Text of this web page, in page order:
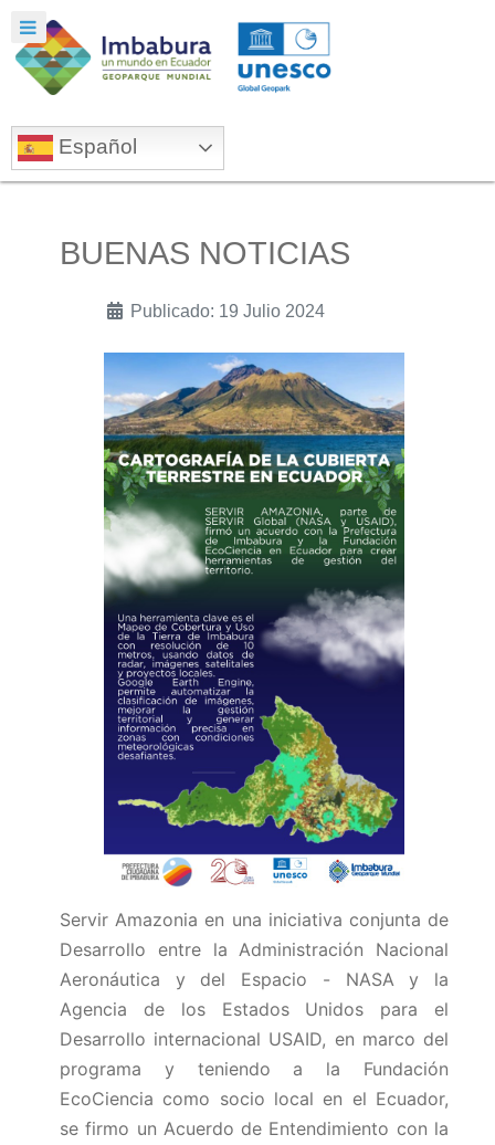
Español
BUENAS NOTICIAS
Publicado: 19 Julio 2024
Servir Amazonia en una iniciativa conjunta de
Desarrollo entre la Administración Nacional
Aeronáutica y del Espacio - NASA y la
Agencia de los Estados Unidos para el
Desarrollo internacional USAID, en marco del
programa y teniendo a la Fundación
EcoCiencia como socio local en el Ecuador,
se firmo un Acuerdo de Entendimiento con la